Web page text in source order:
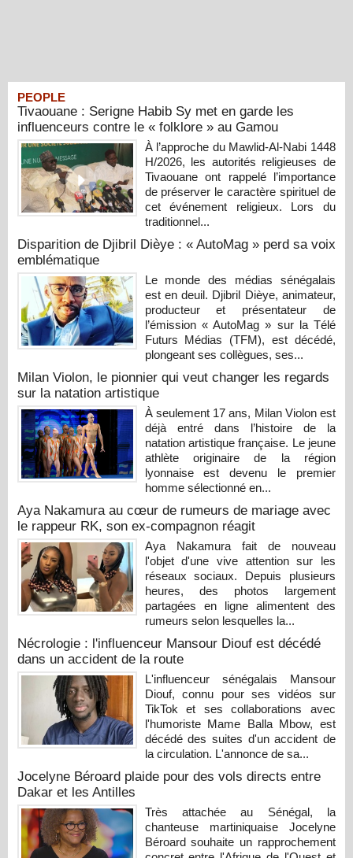
PEOPLE
Tivaouane : Serigne Habib Sy met en garde les
influenceurs contre le « folklore » au Gamou
À l’approche du Mawlid-Al-Nabi 1448
H/2026, les autorités religieuses de
Tivaouane ont rappelé l’importance
de préserver le caractère spirituel de
cet événement religieux. Lors du
traditionnel...
Disparition de Djibril Dièye : « AutoMag » perd sa voix
emblématique
Le monde des médias sénégalais
est en deuil. Djibril Dièye, animateur,
producteur et présentateur de
l’émission « AutoMag » sur la Télé
Futurs Médias (TFM), est décédé,
plongeant ses collègues, ses...
Milan Violon, le pionnier qui veut changer les regards
sur la natation artistique
À seulement 17 ans, Milan Violon est
déjà entré dans l’histoire de la
natation artistique française. Le jeune
athlète originaire de la région
lyonnaise est devenu le premier
homme sélectionné en...
Aya Nakamura au cœur de rumeurs de mariage avec
le rappeur RK, son ex-compagnon réagit
Aya Nakamura fait de nouveau
l'objet d'une vive attention sur les
réseaux sociaux. Depuis plusieurs
heures, des photos largement
partagées en ligne alimentent des
rumeurs selon lesquelles la...
Nécrologie : l'influenceur Mansour Diouf est décédé
dans un accident de la route
L'influenceur sénégalais Mansour
Diouf, connu pour ses vidéos sur
TikTok et ses collaborations avec
l'humoriste Mame Balla Mbow, est
décédé des suites d'un accident de
la circulation. L'annonce de sa...
Jocelyne Béroard plaide pour des vols directs entre
Dakar et les Antilles
Très attachée au Sénégal, la
chanteuse martiniquaise Jocelyne
Béroard souhaite un rapprochement